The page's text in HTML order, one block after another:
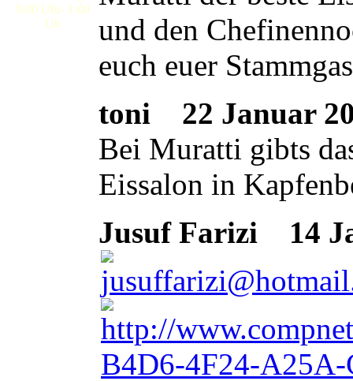
9:00 Uhr- 1:00
Uh
und den
euch euer
toni
22 Januar
Bei Muratti gibts
Eissalon in
Jusuf Farizi
14